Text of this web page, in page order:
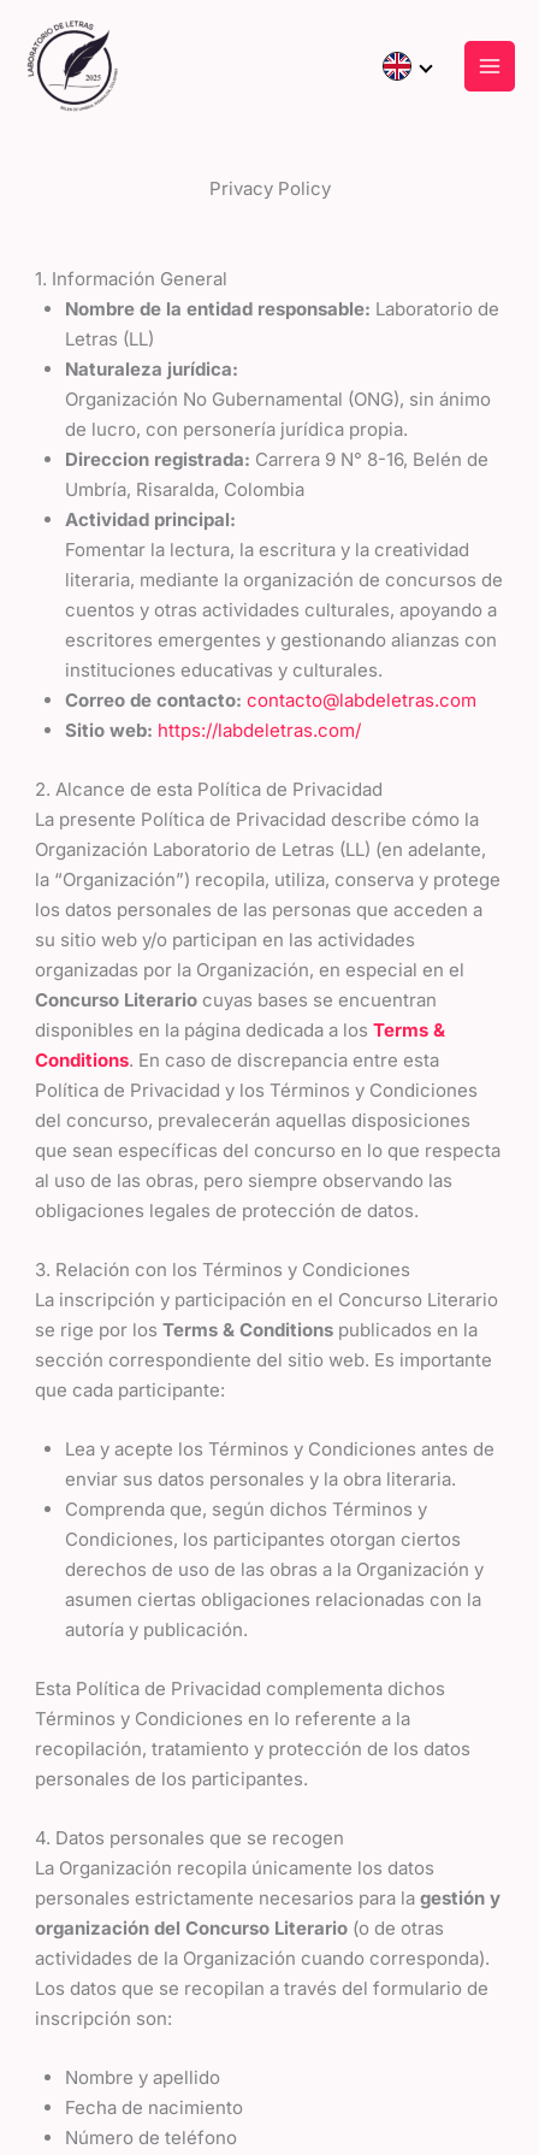
content
Privacy Policy
1. Información General
Nombre de la entidad responsable: Laboratorio de
Letras (LL)
Naturaleza jurídica:
Organización No Gubernamental (ONG), sin ánimo
de lucro, con personería jurídica propia.
Direccion registrada: Carrera 9 N° 8-16, Belén de
Umbría, Risaralda, Colombia
Actividad principal:
Fomentar la lectura, la escritura y la creatividad
literaria, mediante la organización de concursos de
cuentos y otras actividades culturales, apoyando a
escritores emergentes y gestionando alianzas con
instituciones educativas y culturales.
Correo de contacto: contacto@labdeletras.com
Sitio web: https://labdeletras.com/
2. Alcance de esta Política de Privacidad
La presente Política de Privacidad describe cómo la
Organización Laboratorio de Letras (LL) (en adelante,
la “Organización”) recopila, utiliza, conserva y protege
los datos personales de las personas que acceden a
su sitio web y/o participan en las actividades
organizadas por la Organización, en especial en el
Concurso Literariocuyas bases se encuentran
disponibles en la página dedicada a los Terms &
Conditions. En caso de discrepancia entre esta
Política de Privacidad y los Términos y Condiciones
del concurso, prevalecerán aquellas disposiciones
que sean específicas del concurso en lo que respecta
al uso de las obras, pero siempre observando las
obligaciones legales de protección de datos.
3. Relación con los Términos y Condiciones
La inscripción y participación en el Concurso Literario
se rige por los Terms & Conditionspublicados en la
sección correspondiente del sitio web. Es importante
que cada participante:
Lea y acepte los Términos y Condiciones antes de
enviar sus datos personales y la obra literaria.
Comprenda que, según dichos Términos y
Condiciones, los participantes otorgan ciertos
derechos de uso de las obras a la Organización y
asumen ciertas obligaciones relacionadas con la
autoría y publicación.
Esta Política de Privacidad complementa dichos
Términos y Condiciones en lo referente a la
recopilación, tratamiento y protección de los datos
personales de los participantes.
4. Datos personales que se recogen
La Organización recopila únicamente los datos
personales estrictamente necesarios para la gestión y
organización del Concurso Literario(o de otras
actividades de la Organización cuando corresponda).
Los datos que se recopilan a través del formulario de
inscripción son:
Nombre y apellido
Fecha de nacimiento
Número de teléfono